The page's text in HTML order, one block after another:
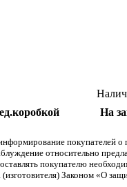
На
покупателей о
относительно
покупателю
Законом «О